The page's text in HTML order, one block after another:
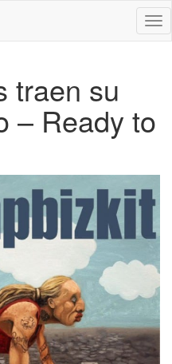
traen su
– Ready to